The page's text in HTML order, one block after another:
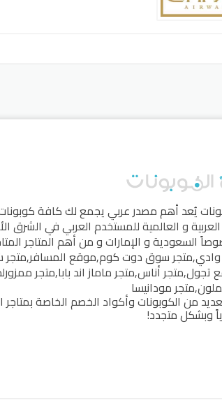
يُعد أهم مصدر عربي يجمع لك كافة
و العالمية للمستخدم العربي في الشرق
السعودية و الإمارات و من أهم المتاجر
وادي,متجر سوق دوت كوم,موقع المسافر,
تجول,متجر أناس,متجر ماماز اند بابا,متجر
,متجر مودانيسا
من الكوبونات وأكواد الخصم الخاصة بمتاجر
وبشكل متجدد!